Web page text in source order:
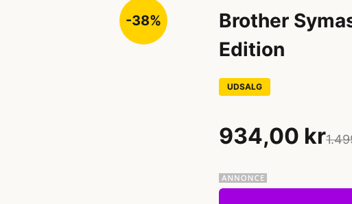
-38%
Brother
Edition
UDSALG
934,00 kr